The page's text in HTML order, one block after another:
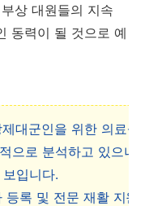
상 대원들의 지속
동력이 될 것으로 예
대군인을 위한 의료·법
으로 분석하고 있으나,
입니다.
등록 및 전문 재활 지원